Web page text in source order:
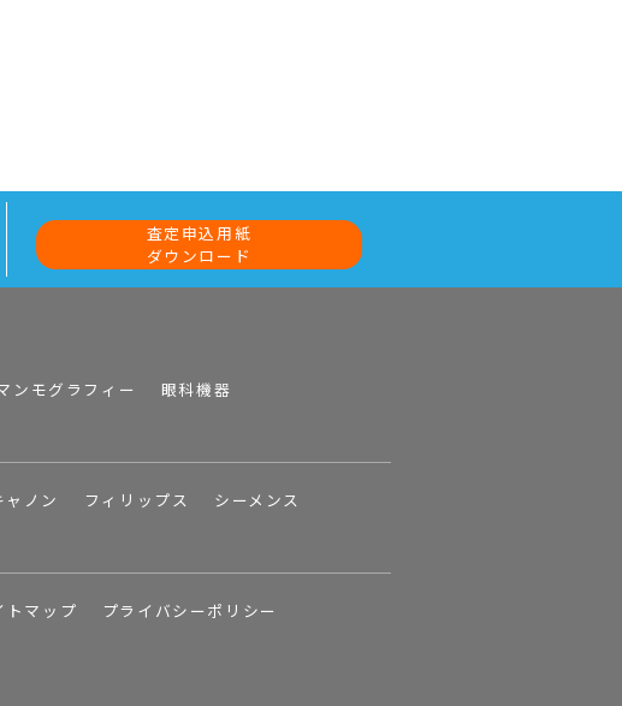
査定申込用紙
ダウンロード
ンモグラフィー
眼科機器
ノン フィリップス
シーメンス
トマップ プライバシーポリシー